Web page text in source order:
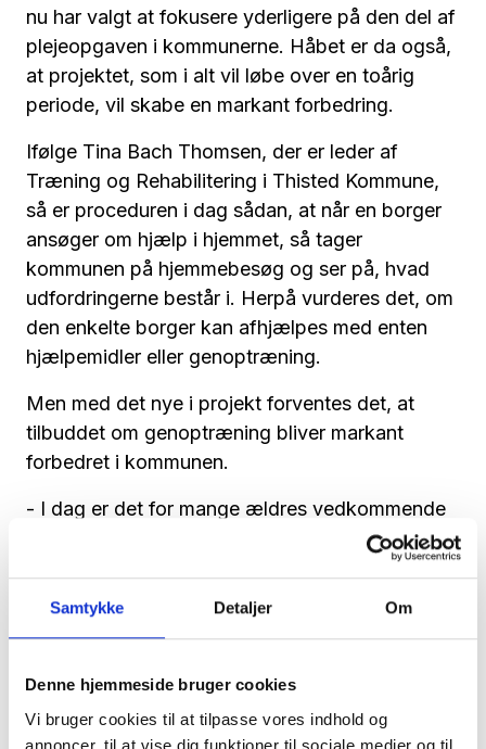
Samtykke Detaljer Om
Denne hjemmeside bruger cookies
Vi bruger cookies til at tilpasse vores indhold og
annoncer, til at vise dig funktioner til sociale medier og til
nu har valgt at fokusere yderligere på den del af
plejeopgaven i kommunerne. Håbet er da også,
at projektet, som i alt vil løbe over en toårig
periode, vil skabe en markant forbedring.
Ifølge Tina Bach Thomsen, der er leder af
Træning og Rehabilitering i Thisted Kommune,
så er proceduren i dag sådan, at når en borger
ansøger om hjælp i hjemmet, så tager
kommunen på hjemmebesøg og ser på, hvad
udfordringerne består i. Herpå vurderes det, om
den enkelte borger kan afhjælpes med enten
hjælpemidler eller genoptræning.
Men med det nye i projekt forventes det, at
tilbuddet om genoptræning bliver markant
forbedret i kommunen.
- I dag er det for mange ældres vedkommende
begrænset til et printet dokument med
forskellige øvelser, de selv skal lave derhjemme.
Det her projekt giver meget bedre
forudsætninger for et succesfuldt
Thomsen og fortsætter:
- Det kan for eksempel være en borger, der